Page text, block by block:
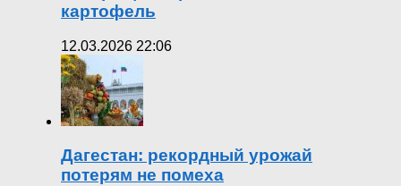
картофель
12.03.2026 22:06
Дагестан: рекордный урожай
потерям не помеха